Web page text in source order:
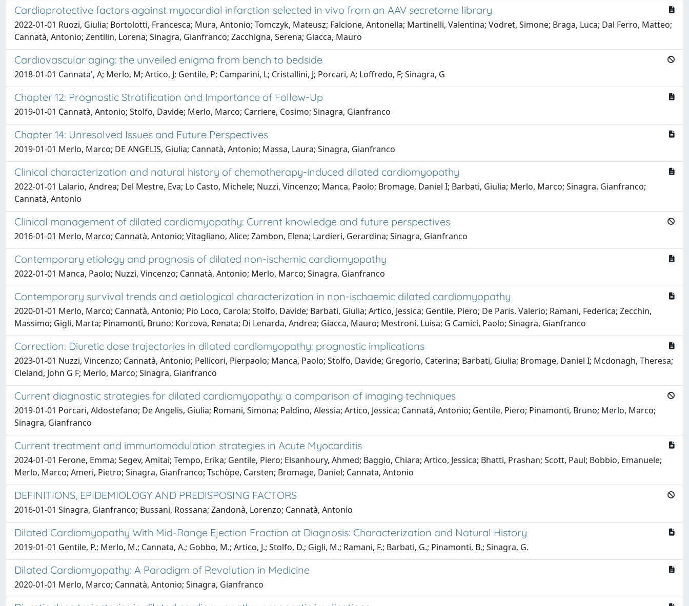
Cardioprotective factors against myocardial infarction selected in vivo from an AAV secretome library
2022-01-01 Ruozi, Giulia; Bortolotti, Francesca; Mura, Antonio; Tomczyk, Mateusz; Falcione, Antonella; Martinelli, Valentina; Vodret, Simone; Braga, Luca; Dal Ferro, Matteo;
Cannatà, Antonio; Zentilin, Lorena; Sinagra, Gianfranco; Zacchigna, Serena; Giacca, Mauro
Cardiovascular aging: the unveiled enigma from bench to bedside
2018-01-01 Cannata', A; Merlo, M; Artico, J; Gentile, P; Camparini, L; Cristallini, J; Porcari, A; Loffredo, F; Sinagra, G
Chapter 12: Prognostic Stratification and Importance of Follow-Up
2019-01-01 Cannatà, Antonio; Stolfo, Davide; Merlo, Marco; Carriere, Cosimo; Sinagra, Gianfranco
Chapter 14: Unresolved Issues and Future Perspectives
2019-01-01 Merlo, Marco; DE ANGELIS, Giulia; Cannatà, Antonio; Massa, Laura; Sinagra, Gianfranco
Clinical characterization and natural history of chemotherapy-induced dilated cardiomyopathy
2022-01-01 Lalario, Andrea; Del Mestre, Eva; Lo Casto, Michele; Nuzzi, Vincenzo; Manca, Paolo; Bromage, Daniel I; Barbati, Giulia; Merlo, Marco; Sinagra, Gianfranco;
Cannatà, Antonio
Clinical management of dilated cardiomyopathy: Current knowledge and future perspectives
2016-01-01 Merlo, Marco; Cannatà, Antonio; Vitagliano, Alice; Zambon, Elena; Lardieri, Gerardina; Sinagra, Gianfranco
Contemporary etiology and prognosis of dilated non-ischemic cardiomyopathy
2022-01-01 Manca, Paolo; Nuzzi, Vincenzo; Cannatà, Antonio; Merlo, Marco; Sinagra, Gianfranco
Contemporary survival trends and aetiological characterization in non-ischaemic dilated cardiomyopathy
2020-01-01 Merlo, Marco; Cannatà, Antonio; Pio Loco, Carola; Stolfo, Davide; Barbati, Giulia; Artico, Jessica; Gentile, Piero; De Paris, Valerio; Ramani, Federica; Zecchin,
Massimo; Gigli, Marta; Pinamonti, Bruno; Korcova, Renata; Di Lenarda, Andrea; Giacca, Mauro; Mestroni, Luisa; G Camici, Paolo; Sinagra, Gianfranco
Correction: Diuretic dose trajectories in dilated cardiomyopathy: prognostic implications
2023-01-01 Nuzzi, Vincenzo; Cannatà, Antonio; Pellicori, Pierpaolo; Manca, Paolo; Stolfo, Davide; Gregorio, Caterina; Barbati, Giulia; Bromage, Daniel I; Mcdonagh, Theresa;
Cleland, John G F; Merlo, Marco; Sinagra, Gianfranco
Current diagnostic strategies for dilated cardiomyopathy: a comparison of imaging techniques
2019-01-01 Porcari, Aldostefano; De Angelis, Giulia; Romani, Simona; Paldino, Alessia; Artico, Jessica; Cannatà, Antonio; Gentile, Piero; Pinamonti, Bruno; Merlo, Marco;
Sinagra, Gianfranco
Current treatment and immunomodulation strategies in Acute Myocarditis
2024-01-01 Ferone, Emma; Segev, Amitai; Tempo, Erika; Gentile, Piero; Elsanhoury, Ahmed; Baggio, Chiara; Artico, Jessica; Bhatti, Prashan; Scott, Paul; Bobbio, Emanuele;
Merlo, Marco; Ameri, Pietro; Sinagra, Gianfranco; Tschöpe, Carsten; Bromage, Daniel; Cannata, Antonio
DEFINITIONS, EPIDEMIOLOGY AND PREDISPOSING FACTORS
2016-01-01 Sinagra, Gianfranco; Bussani, Rossana; Zandonà, Lorenzo; Cannatà, Antonio
Dilated Cardiomyopathy With Mid-Range Ejection Fraction at Diagnosis: Characterization and Natural History
2019-01-01 Gentile, P.; Merlo, M.; Cannata, A.; Gobbo, M.; Artico, J.; Stolfo, D.; Gigli, M.; Ramani, F.; Barbati, G.; Pinamonti, B.; Sinagra, G.
Dilated Cardiomyopathy: A Paradigm of Revolution in Medicine
2020-01-01 Merlo, Marco; Cannatà, Antonio; Sinagra, Gianfranco